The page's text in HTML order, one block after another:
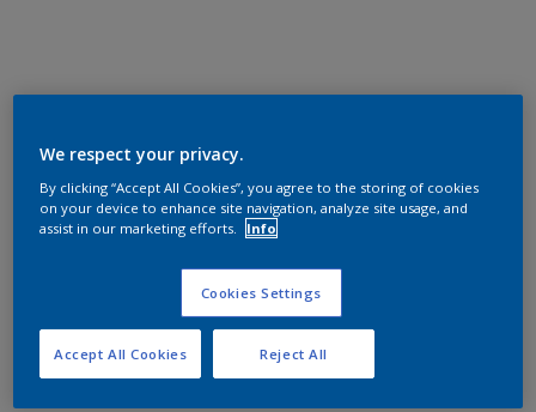
We respect your privacy.
By clicking “Accept All Cookies”, you agree to the storing of cookies
on your device to enhance site navigation, analyze site usage, and
assist in our marketing efforts.
Info
Cookies Settings
Reject All
Accept All Cookies